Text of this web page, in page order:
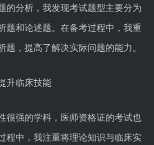
的分析，我发现考试题型主要分为
题和论述题。在备考过程中，我重
题，提高了解决实际问题的能力。
升临床技能
很强的学科，医师资格证的考试也
程中，我注重将理论知识与临床实